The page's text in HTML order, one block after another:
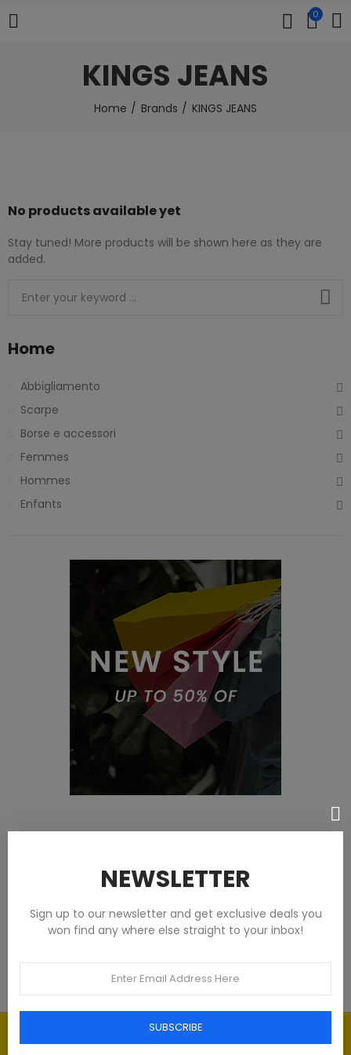
0
KINGS JEANS
Home Brands KINGS JEANS
No products available yet
Stay tuned! More products will be shown here as they are
added.
Home
Abbigliamento
Scarpe
Borse e accessori
Femmes
Hommes
Enfants
Tommy Hilfiger Chemises - Homme -
€93.00
Élégance intemporelle : l'art du
NEWSLETTER
Sign up to our newsletter and get exclusive deals you
won find any where else straight to your inbox!
SUBSCRIBE